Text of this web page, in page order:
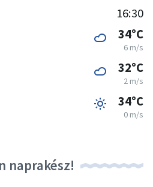
16:30
34°C
6 m/s
32°C
2 m/s
34°C
0 m/s
naprakész!